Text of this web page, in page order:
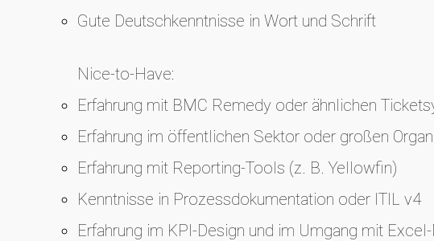
Gute Deutschkenntnisse in Wort und Schrift
Nice‑to‑Have:
Erfahrung mit BMC Remedy oder ähnlichen
Erfahrung im öffentlichen Sektor oder großen
Erfahrung mit Reporting‑Tools (z. B. Yellowfin)
Kenntnisse in Prozessdokumentation oder ITIL v4
Erfahrung im KPI‑Design und im Umgang mit